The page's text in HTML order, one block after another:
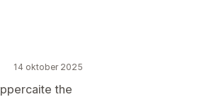
14 oktober 2025
the